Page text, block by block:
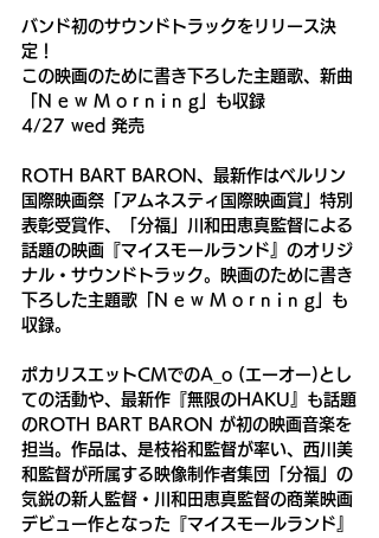
バンド初のサウンドトラックをリリース決
定！
この映画のために書き下ろした主題歌、新曲
「N e w M o r n i n g」も収録
4/27 wed 発売
ROTH BART BARON、最新作はベルリン
国際映画祭「アムネスティ国際映画賞」特別
表彰受賞作、「分福」川和田恵真監督による
話題の映画『マイスモールランド』のオリジ
ナル・サウンドトラック。映画のために書き
下ろした主題歌「N e w M o r n i n g」も
収録。
ポカリスエットCMでのA_o (エーオー)とし
ての活動や、最新作『無限のHAKU』も話題
のROTH BART BARON が初の映画音楽を
担当。作品は、是枝裕和監督が率い、西川美
和監督が所属する映像制作者集団「分福」の
気鋭の新人監督・川和田恵真監督の商業映画
デビュー作となった『マイスモールランド』